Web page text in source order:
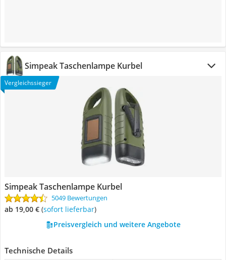
Simpeak Taschenlampe Kurbel
Vergleichssieger
Simpeak Taschenlampe Kurbel
5049 Bewertungen
ab 19,00 € ( Sofort lieferbar)
Preisvergleich und weitere Angebote
Technische Details